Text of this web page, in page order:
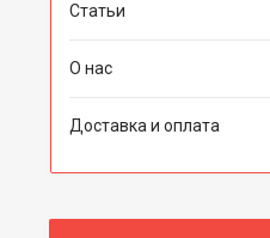
Статьи
О нас
Доставка и оплата